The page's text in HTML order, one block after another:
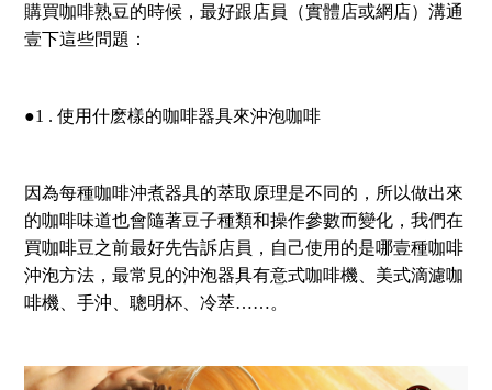
購買咖啡熟豆的時候，最好跟店員（實體店或網店）溝通
壹下這些問題：
●1 . 使用什麽樣的咖啡器具來沖泡咖啡
因為每種咖啡沖煮器具的萃取原理是不同的，所以做出來
的咖啡味道也會隨著豆子種類和操作參數而變化，我們在
買咖啡豆之前最好先告訴店員，自己使用的是哪壹種咖啡
沖泡方法，最常見的沖泡器具有意式咖啡機、美式滴濾咖
啡機、手沖、聰明杯、冷萃……。